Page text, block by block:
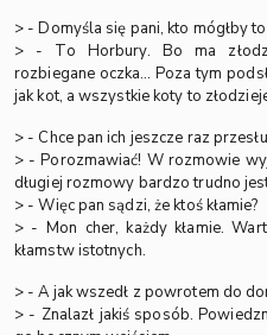
> - Domyśla się pani, kto mógłby
> - To Horbury. Bo ma
rozbiegane oczka... Poza tym
jak kot, a wszystkie koty to
> - Chce pan ich jeszcze raz
> - Porozmawiać! W rozmowie
długiej rozmowy bardzo trudno
> - Więc pan sądzi, że ktoś kłamie?
> - Mon cher, każdy kłamie.
kłamstw istotnych.
> - A jak wszedł z powrotem do
> - Znalazł jakiś sposób.